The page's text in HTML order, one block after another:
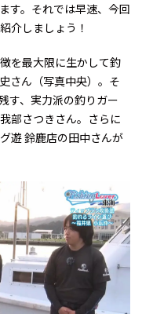
す。それでは早速、今回
介しましょう！
を最大限に生かして釣
さん（写真中央）。そ
す、実力派の釣りガー
部さつきさん。さらに
遊 鈴鹿店の田中さんが